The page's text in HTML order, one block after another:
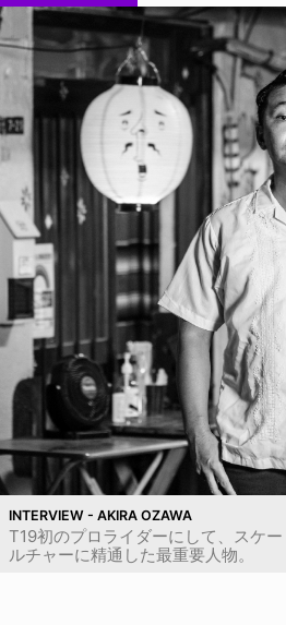
INTERVIEW - AKIRA OZAWA
T19初のプロライダーにして、スケ
ルチャーに精通した最重要人物。